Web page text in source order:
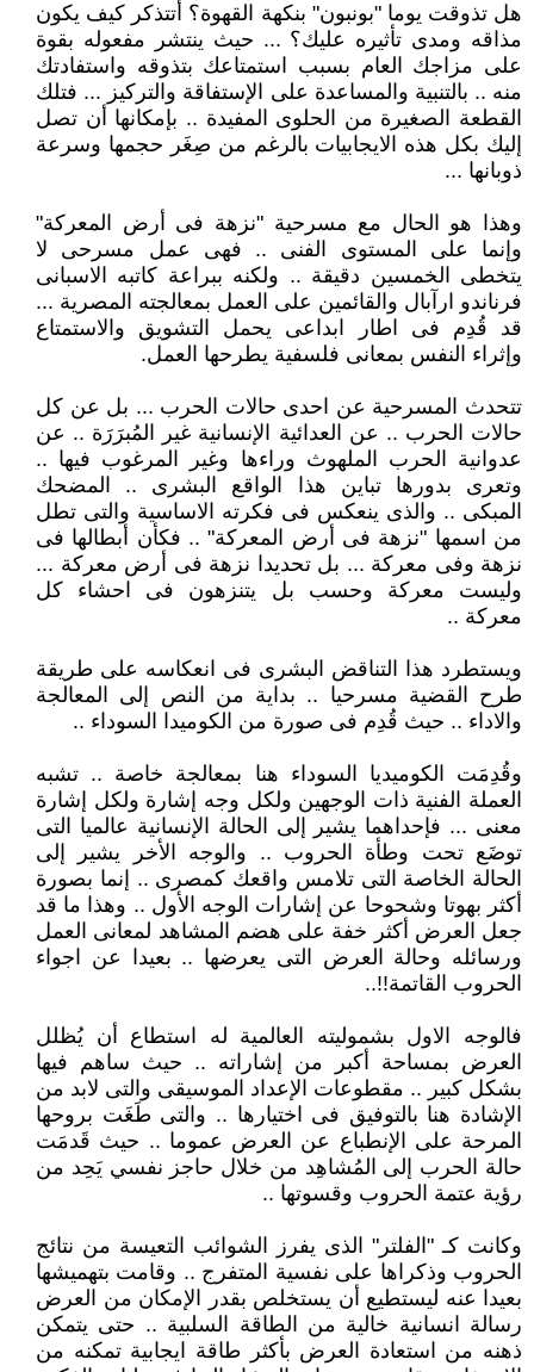
هل تذوقت يوما "بونبون" بنكهة القهوة؟ أتتذكر كيف يكون
مذاقه ومدى تأثيره عليك؟ ... حيث ينتشر مفعوله بقوة
على مزاجك العام بسبب استمتاعك بتذوقه واستفادتك
منه .. بالتنبية والمساعدة على الإستفاقة والتركيز ... فتلك
القطعة الصغيرة من الحلوى المفيدة .. بإمكانها أن تصل
إليك بكل هذه الايجابيات بالرغم من صِغَر حجمها وسرعة
ذوبانها ...
وهذا هو الحال مع مسرحية "نزهة فى أرض المعركة"
وإنما على المستوى الفنى .. فهى عمل مسرحى لا
يتخطى الخمسين دقيقة .. ولكنه ببراعة كاتبه الاسبانى
فرناندو ارآبال والقائمين على العمل بمعالجته المصرية ...
قد قُدِم فى اطار ابداعى يحمل التشويق والاستمتاع
وإثراء النفس بمعانى فلسفية يطرحها العمل.
تتحدث المسرحية عن احدى حالات الحرب ... بل عن كل
حالات الحرب .. عن العدائية الإنسانية غير المُبرَرَة .. عن
عدوانية الحرب الملهوث وراءها وغير المرغوب فيها ..
وتعرى بدورها تباين هذا الواقع البشرى .. المضحك
المبكى .. والذى ينعكس فى فكرته الاساسية والتى تطل
من اسمها "نزهة فى أرض المعركة" .. فكأن أبطالها فى
نزهة وفى معركة ... بل تحديدا نزهة فى أرض معركة ...
وليست معركة وحسب بل يتنزهون فى احشاء كل
معركة ..
ويستطرد هذا التناقض البشرى فى انعكاسه على طريقة
طرح القضية مسرحيا .. بداية من النص إلى المعالجة
والاداء .. حيث قُدِم فى صورة من الكوميدا السوداء ..
وقُدِمَت الكوميديا السوداء هنا بمعالجة خاصة .. تشبه
العملة الفنية ذات الوجهين ولكل وجه إشارة ولكل إشارة
معنى ... فإحداهما يشير إلى الحالة الإنسانية عالميا التى
توضَع تحت وطأة الحروب .. والوجه الأخر يشير إلى
الحالة الخاصة التى تلامس واقعك كمصرى .. إنما بصورة
أكثر بهوتا وشحوحا عن إشارات الوجه الأول .. وهذا ما قد
جعل العرض أكثر خفة على هضم المشاهد لمعانى العمل
ورسائله وحالة العرض التى يعرضها .. بعيدا عن اجواء
الحروب القاتمة!!..
فالوجه الاول بشموليته العالمية له استطاع أن يُظلل
العرض بمساحة أكبر من إشاراته .. حيث ساهم فيها
بشكل كبير .. مقطوعات الإعداد الموسيقى والتى لابد من
الإشادة هنا بالتوفيق فى اختيارها .. والتى طَغَت بروحها
المرحة على الإنطباع عن العرض عموما .. حيث قَدمَت
حالة الحرب إلى المُشاهِد من خلال حاجز نفسي يَحِد من
رؤية عتمة الحروب وقسوتها ..
وكانت كـ "الفلتر" الذى يفرز الشوائب التعيسة من نتائج
الحروب وذكراها على نفسية المتفرج .. وقامت بتهميشها
بعيدا عنه ليستطيع أن يستخلص بقدر الإمكان من العرض
رسالة انسانية خالية من الطاقة السلبية .. حتى يتمكن
ذهنه من استعادة العرض بأكثر طاقة ايجابية تمكنه من